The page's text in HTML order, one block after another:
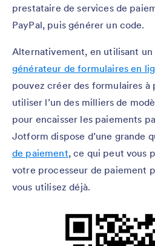
prestataire de services de
PayPal, puis générer un code.
Alternativement, en utilisant
générateur de formulaires en
pouvez créer des formulaires à
utiliser l’un des milliers de
pour encaisser les paiements
Jotform dispose d’une grande
de paiement, ce qui peut vous
votre processeur de paiement
vous utilisez déjà.